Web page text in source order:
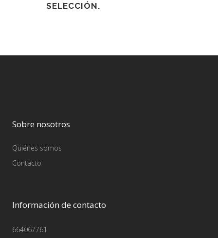
SELECCIÓN.
Sobre nosotros
Quiénes somos
Contacto
Información de contacto
664067761